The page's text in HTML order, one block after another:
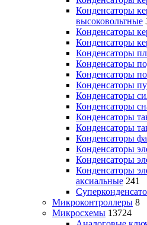
Конденсаторы
высоковольтные
Конденсаторы
Конденсаторы
Конденсаторы
Конденсаторы
Конденсаторы
Конденсаторы
Конденсаторы
Конденсаторы
Конденсаторы
Конденсаторы
Конденсаторы
Конденсаторы
Конденсаторы
Конденсаторы
аксиальные 241
Микроконтроллеры 8
Микросхемы 13724